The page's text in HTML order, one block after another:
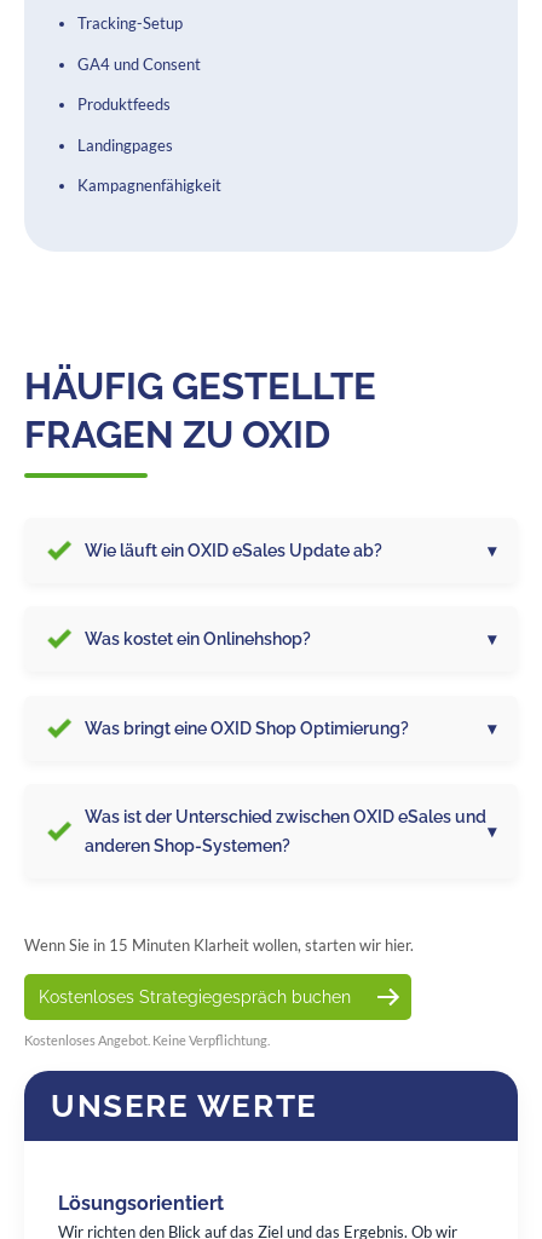
Tracking-Setup
GA4 und Consent
Produktfeeds
Landingpages
Kampagnenfähigkeit
HÄUFIG GESTELLTE
FRAGEN ZU OXID
Wie läuft ein OXID eSales Update ab?
Was kostet ein Onlinehshop?
Was bringt eine OXID Shop Optimierung?
Was ist der Unterschied zwischen OXID eSales und
anderen Shop-Systemen?
Wenn Sie in 15 Minuten Klarheit wollen, starten wir hier.
Kostenloses Strategiegespräch buchen
Kostenloses Angebot. Keine Verpflichtung.
UNSERE WERTE
Lösungsorientiert
Wir richten den Blick auf das Ziel und das Ergebnis. Ob wir